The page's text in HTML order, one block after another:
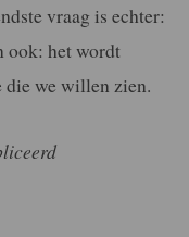
vraag is echter:
ook: het wordt
die we willen zien.